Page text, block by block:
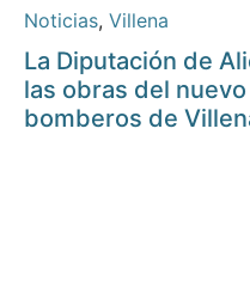
Noticias, Villena
La Diputación de
las obras del
bomberos de